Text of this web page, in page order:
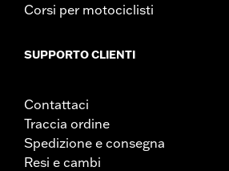
Corsi per motociclisti
SUPPORTO CLIENTI
Contattaci
Traccia ordine
Spedizione e consegna
Resi e cambi